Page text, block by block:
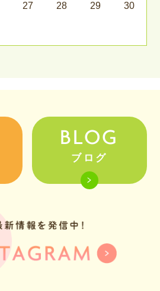
27 28 29 30
BLOG
ブログ